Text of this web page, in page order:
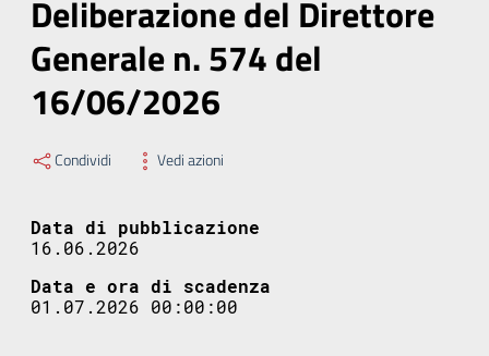
Deliberazione del Direttore
Generale n. 574 del
16/06/2026
Condividi Vedi azioni
Data di pubblicazione
16.06.2026
Data e ora di scadenza
01.07.2026 00:00:00